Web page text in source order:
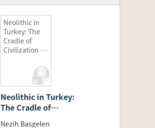
Neolithic in
Turkey: The
Cradle of
Civilization :
Discoveries
Plates and
Text (トルコの
新石器時代 文
明揺籃の地:新
発見 図版、
本文)2冊セッ
Neolithic in Turkey:
The Cradle of
Civilization : New
Nezih Basgelen